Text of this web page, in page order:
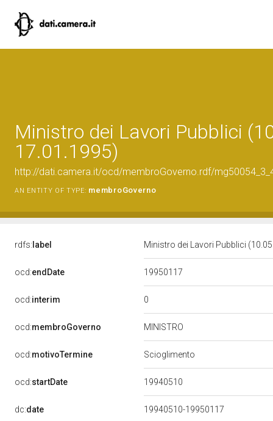
Ministro dei Lavori Pubblici
17.01.1995)
http://dati.camera.it/ocd/membroGoverno.rdf/
AN ENTITY OF TYPE: membroGoverno
rdfs: label Ministro dei Lavori Pubblici
ocd:endDate 19950117
ocd:interim 0
ocd:membroGoverno MINISTRO
ocd:motivoTermine Scioglimento
ocd:startDate 19940510
dc:date 19940510-19950117